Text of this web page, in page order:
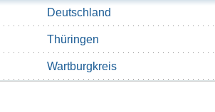
Deutschland
Thüringen
Wartburgkreis